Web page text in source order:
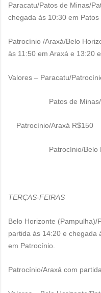
Paracatu/Patos de Minas/
chegada às 10:30 em
Patrocínio /Araxá/Belo
às 11:50 em Araxá e 13:20
Valores – Paracatu/
Patos de Minas/
Patrocínio/Araxá R$150
Patrocínio/Belo
TERÇAS-FEIRAS
Belo Horizonte (Pampulha)/
partida às 14:20 e chegada
em Patrocínio.
Patrocínio/Araxá com